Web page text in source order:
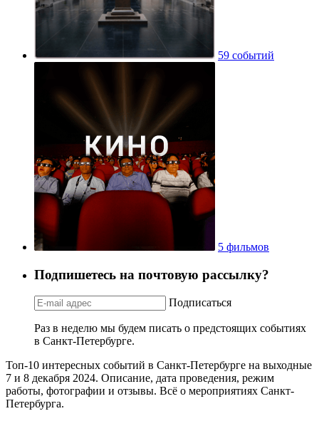
59 событий
5 фильмов
Подпишетесь на почтовую рассылку?
Подписаться
Раз в неделю мы будем писать о предстоящих событиях
в Санкт-Петербурге.
Топ-10 интересных событий в Санкт-Петербурге на выходные
7 и 8 декабря 2024. Описание, дата проведения, режим
работы, фотографии и отзывы. Всё о мероприятиях Санкт-
Петербурга.